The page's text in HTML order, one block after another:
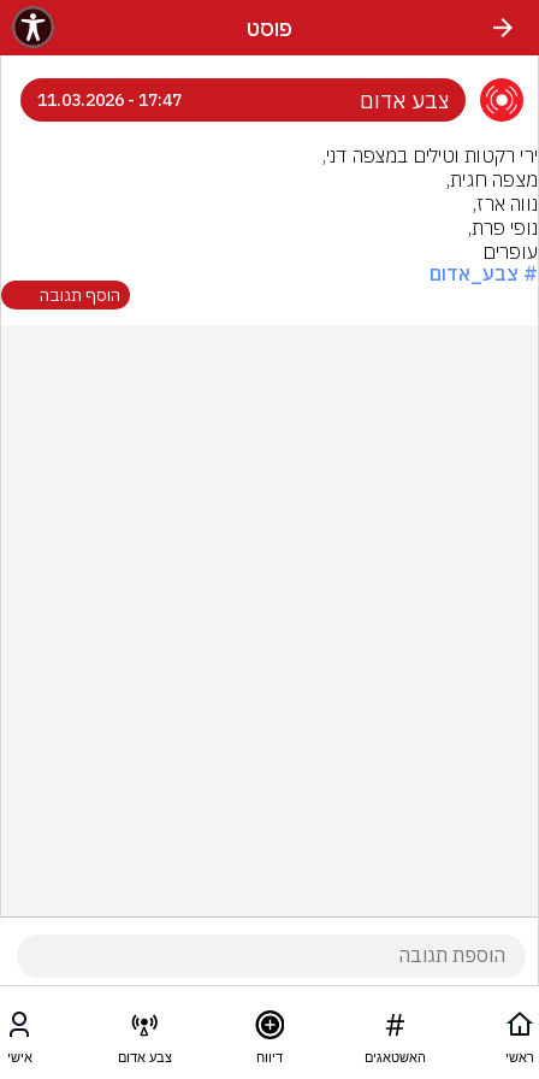
פוסט
צבע אדום 17:47 - 11.03.2026
עופרים
# צבע_אדום
הוסף תגובה
ראשי האשטאגים דיווח צבע אדום אישי